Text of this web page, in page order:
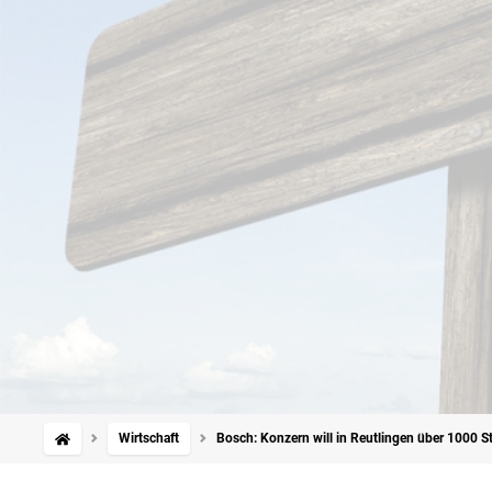
Wirtschaft Bosch: Konzern will in Reutlingen über 1000